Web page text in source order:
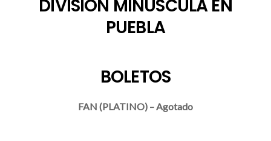
DIVISIÓN MINÚSCULA EN
PUEBLA
BOLETOS
FAN (PLATINO) – Agotado